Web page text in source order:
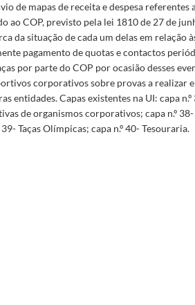
de mapas de receita e despesa referentes
ao COP, previsto pela lei 1810 de 27 de
da situação de cada um delas em relação
pagamento de quotas e contactos
por parte do COP por ocasião desses
corporativos sobre provas a realizar
entidades. Capas existentes na UI: capa
de organismos corporativos; capa n.º
Taças Olímpicas; capa n.º 40- Tesouraria.